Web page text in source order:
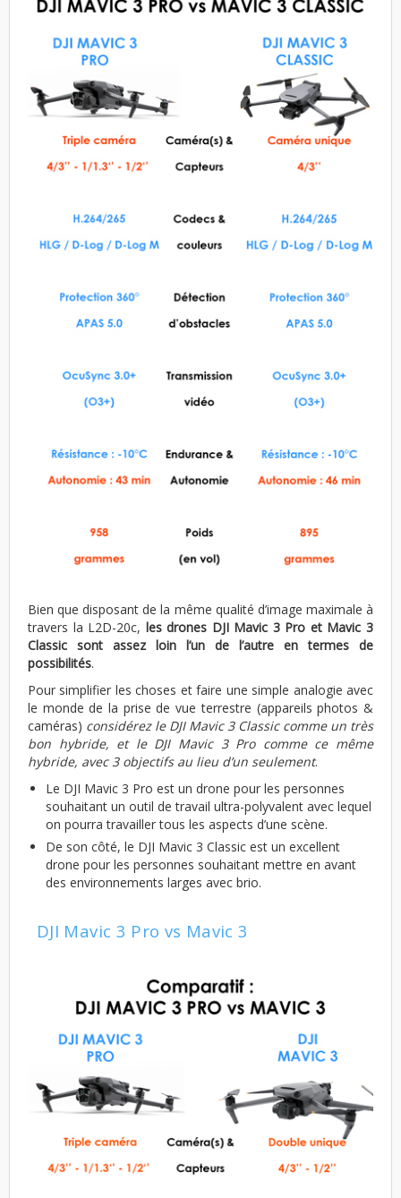
Bien que disposant de la même qualité d’image maximale à
travers la L2D-20c, les drones DJI Mavic 3 Pro et Mavic 3
Classic sont assez loin l’un de l’autre en termes de
possibilités.
Pour simplifier les choses et faire une simple analogie avec
le monde de la prise de vue terrestre (appareils photos &
caméras) considérez le DJI Mavic 3 Classic comme un très
bon hybride, et le DJI Mavic 3 Pro comme ce même
hybride, avec 3 objectifs au lieu d’un seulement.
Le DJI Mavic 3 Pro est un drone pour les personnes
souhaitant un outil de travail ultra-polyvalent avec lequel
on pourra travailler tous les aspects d’une scène.
De son côté, le DJI Mavic 3 Classic est un excellent
drone pour les personnes souhaitant mettre en avant
des environnements larges avec brio.
DJI Mavic 3 Pro vs Mavic 3